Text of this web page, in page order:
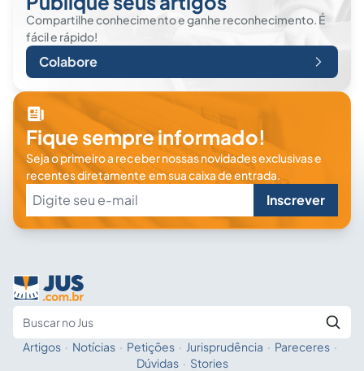
Compartilhe conhecimento e ganhe reconhecimento. É
fácil e rápido!
Colabore
Fique sempre informado!
Seja o primeiro a receber nossas novidades exclusivas e
recentes diretamente em sua caixa de entrada.
Inscrever
Fale com a IA
Artigos · Notícias · Petições · Jurisprudência · Pareceres ·
Dúvidas · Stories